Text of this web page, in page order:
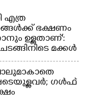
എത്ര
ഭക്ഷണം
ഉള്ളതാണ്':
മക്കൾ
ഗൾഫ്